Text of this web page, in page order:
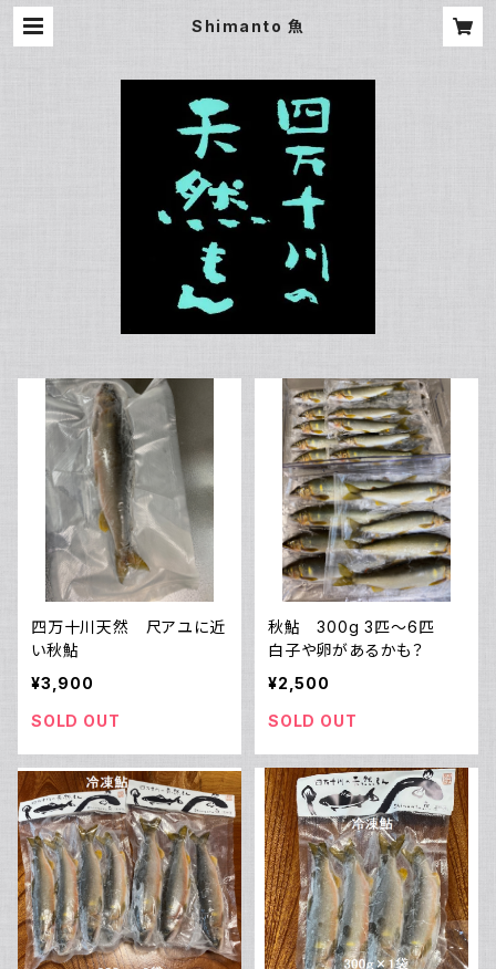
Shimanto 魚
四万十川天然 尺アユに近
い秋鮎
¥3,900
SOLD OUT
秋鮎 300g 3匹〜6匹
白子や卵があるかも？
¥2,500
SOLD OUT